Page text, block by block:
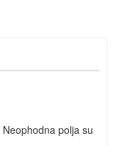
Neophodna polja su